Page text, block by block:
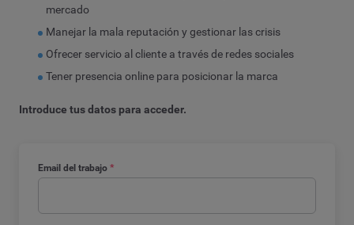
Email del trabajo *
mercado
Manejar la mala reputación y gestionar las crisis
Ofrecer servicio al cliente a través de redes sociales
Tener presencia online para posicionar la marca
Introduce tus datos para acceder.